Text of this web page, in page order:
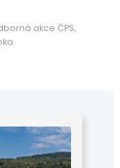
akce ČPS,